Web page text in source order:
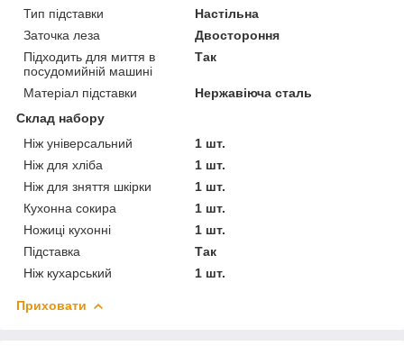
Тип підставки
Настільна
Заточка леза
Двостороння
Підходить для миття в
посудомийній машині
Так
Матеріал підставки
Нержавіюча сталь
Склад набору
Ніж універсальний
1 шт.
Ніж для хліба
1 шт.
Ніж для зняття шкірки
1 шт.
Кухонна сокира
1 шт.
Ножиці кухонні
1 шт.
Підставка
Так
Ніж кухарський
1 шт.
Приховати